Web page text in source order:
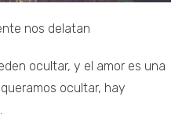
nos delatan
ocultar, y el amor es una
ocultar, hay